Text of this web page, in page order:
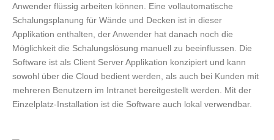
Anwender flüssig arbeiten können. Eine vollautomatische
Schalungsplanung für Wände und Decken ist in dieser
Applikation enthalten, der Anwender hat danach noch die
Möglichkeit die Schalungslösung manuell zu beeinflussen. Die
Software ist als Client Server Applikation konzipiert und kann
sowohl über die Cloud bedient werden, als auch bei Kunden mit
mehreren Benutzern im Intranet bereitgestellt werden. Mit der
Einzelplatz-Installation ist die Software auch lokal verwendbar.